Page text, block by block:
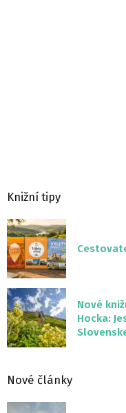
Knižní tipy
Nové
Hocka:
Nové články